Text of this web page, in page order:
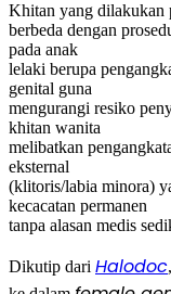
Khitan yang dilakukan
berbeda dengan
pada anak
lelaki berupa
genital guna
mengurangi resiko
khitan wanita
melibatkan
eksternal
(klitoris/labia minora)
kecacatan permanen
tanpa alasan medis
Dikutip dari Halodoc